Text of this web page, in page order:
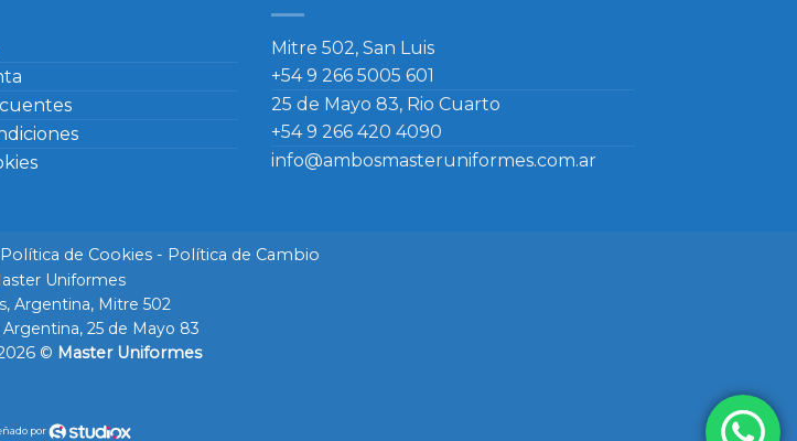
Mitre 502, San Luis
+54 9 266 5005 601
25 de Mayo 83, Rio Cuarto
+54 9 266 420 4090
info@ambosmasteruniformes.com.ar
Política de Cookies - Política de Cambio
Uniformes
Argentina, Mitre 502
Argentina, 25 de Mayo 83
© Master Uniformes
por